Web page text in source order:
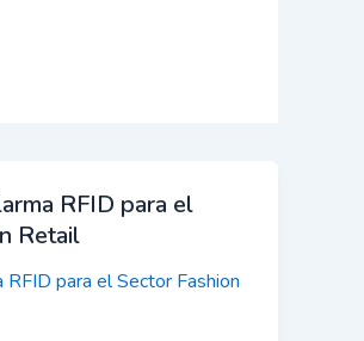
RFID para el
Retail